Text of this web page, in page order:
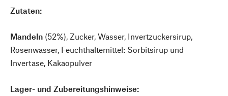
Zutaten:
Mandeln (52%), Zucker, Wasser, Invertzuckersirup,
Rosenwasser, Feuchthaltemittel: Sorbitsirup und
Invertase, Kakaopulver
Lager- und Zubereitungshinweise: